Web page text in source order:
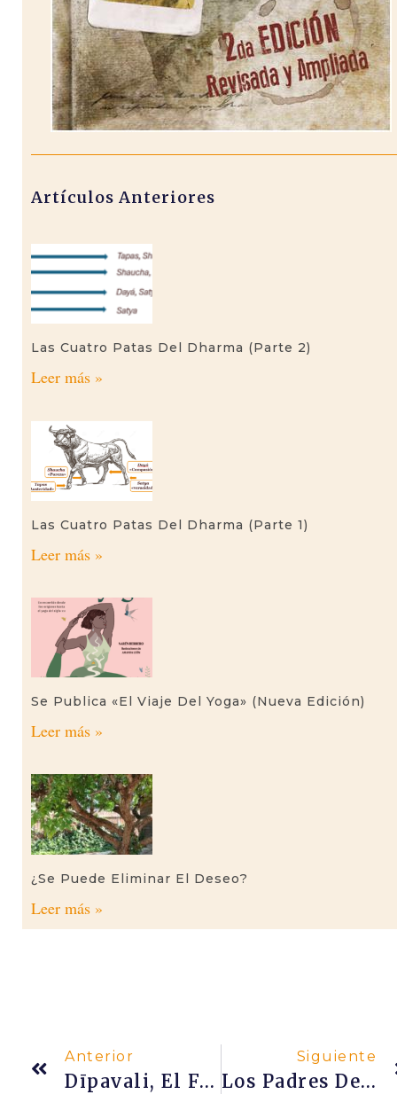
Artículos Anteriores
Las Cuatro Patas Del Dharma (parte 2)
Leer más »
Las Cuatro Patas Del Dharma (parte 1)
Leer más »
Se Publica «El Viaje Del Yoga» (nueva Edición)
Leer más »
¿Se Puede Eliminar El Deseo?
Leer más »
Anterior
Dīpavali, El Festival De La Luz Y La Renovación
Siguiente
Los Padres De Hanumān